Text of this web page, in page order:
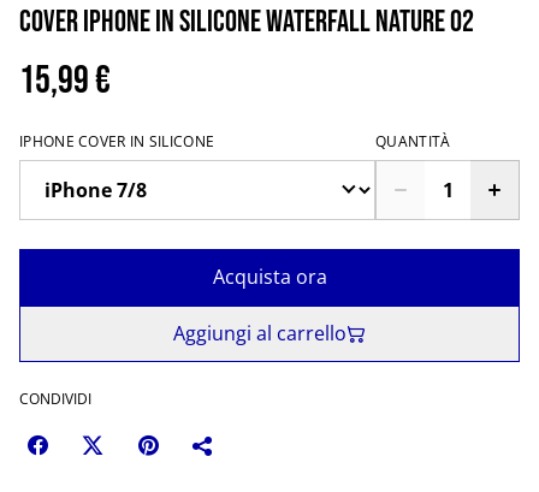
Cover iPhone in silicone waterfall nature 02
15,99 €
IPHONE COVER IN SILICONE QUANTITÀ
Acquista ora
Aggiungi al carrello
CONDIVIDI